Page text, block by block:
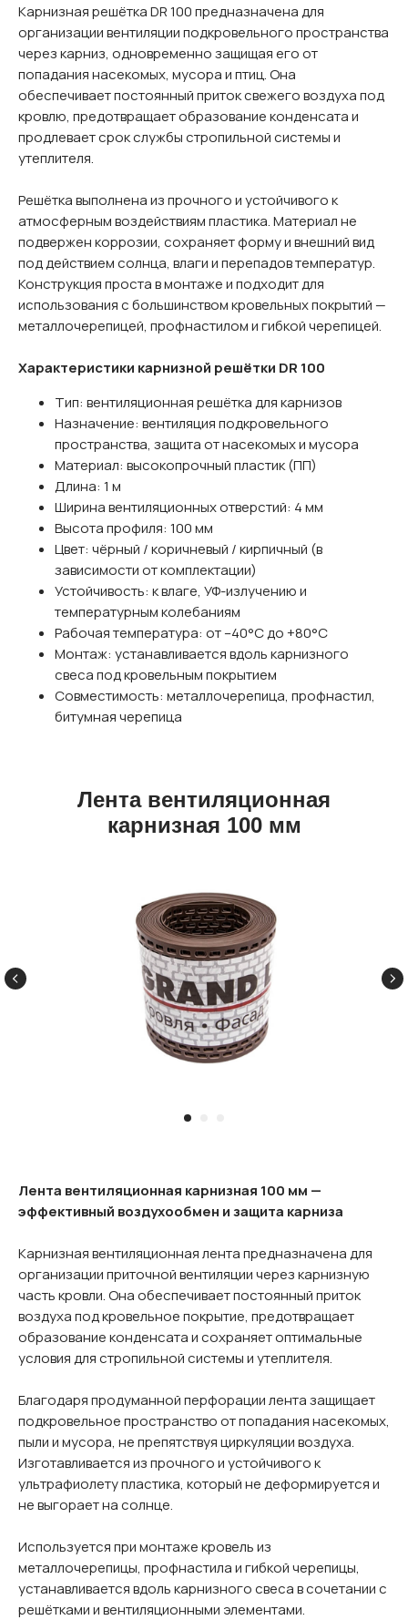
Карнизная решётка DR 100 предназначена для
организации вентиляции подкровельного пространства
через карниз, одновременно защищая его от
попадания насекомых, мусора и птиц. Она
обеспечивает постоянный приток свежего воздуха под
кровлю, предотвращает образование конденсата и
продлевает срок службы стропильной системы и
утеплителя.
Решётка выполнена из прочного и устойчивого к
атмосферным воздействиям пластика. Материал не
подвержен коррозии, сохраняет форму и внешний вид
под действием солнца, влаги и перепадов температур.
Конструкция проста в монтаже и подходит для
использования с большинством кровельных покрытий —
металлочерепицей, профнастилом и гибкой черепицей.
Характеристики карнизной решётки DR 100
Тип: вентиляционная решётка для карнизов
Назначение: вентиляция подкровельного
пространства, защита от насекомых и мусора
Материал: высокопрочный пластик (ПП)
Длина: 1 м
Ширина вентиляционных отверстий: 4 мм
Высота профиля: 100 мм
Цвет: чёрный / коричневый / кирпичный (в
зависимости от комплектации)
Устойчивость: к влаге, УФ-излучению и
температурным колебаниям
Рабочая температура: от –40°C до +80°C
Монтаж: устанавливается вдоль карнизного
свеса под кровельным покрытием
Совместимость: металлочерепица, профнастил,
битумная черепица
Лента вентиляционная
карнизная 100 мм
Лента вентиляционная карнизная 100 мм —
эффективный воздухообмен и защита карниза
Карнизная вентиляционная лента предназначена для
организации приточной вентиляции через карнизную
часть кровли. Она обеспечивает постоянный приток
воздуха под кровельное покрытие, предотвращает
образование конденсата и сохраняет оптимальные
условия для стропильной системы и утеплителя.
Благодаря продуманной перфорации лента защищает
подкровельное пространство от попадания насекомых,
пыли и мусора, не препятствуя циркуляции воздуха.
Изготавливается из прочного и устойчивого к
ультрафиолету пластика, который не деформируется и
не выгорает на солнце.
Используется при монтаже кровель из
металлочерепицы, профнастила и гибкой черепицы,
устанавливается вдоль карнизного свеса в сочетании с
решётками и вентиляционными элементами.